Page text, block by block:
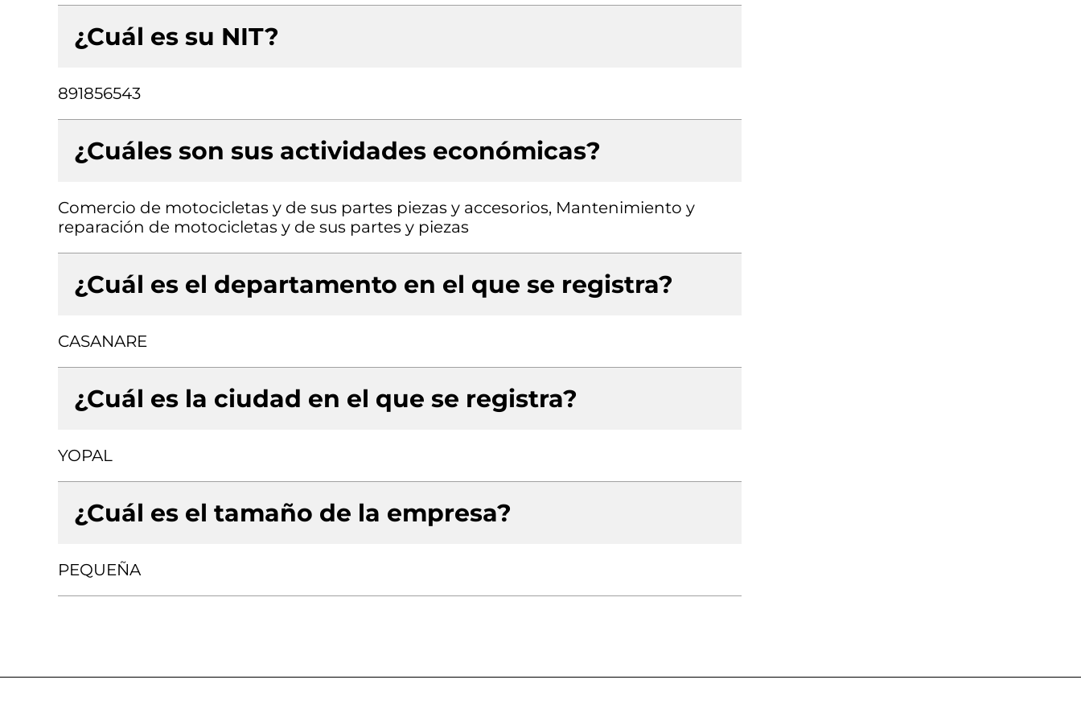
¿Cuál es su NIT?
891856543
¿Cuáles son sus actividades económicas?
Comercio de motocicletas y de sus partes piezas y accesorios, Mantenimiento y
reparación de motocicletas y de sus partes y piezas
¿Cuál es el departamento en el que se registra?
CASANARE
¿Cuál es la ciudad en el que se registra?
YOPAL
¿Cuál es el tamaño de la empresa?
PEQUEÑA